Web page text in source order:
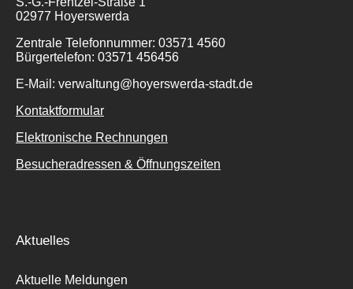
02977 Hoyerswerda
Zentrale Telefonnummer: 03571 4560
Bürgertelefon: 03571 456456
E-Mail: verwaltung@hoyerswerda-stadt.de
Kontaktformular
Elektronische Rechnungen
Besucheradressen & Öffnungszeiten
Aktuelles
Aktuelle Meldungen